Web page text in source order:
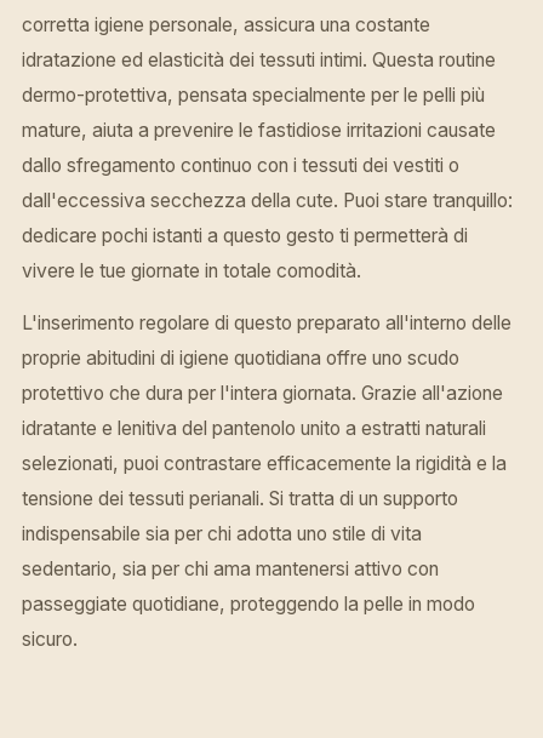
corretta igiene personale, assicura una costante
idratazione ed elasticità dei tessuti intimi. Questa routine
dermo-protettiva, pensata specialmente per le pelli più
mature, aiuta a prevenire le fastidiose irritazioni causate
dallo sfregamento continuo con i tessuti dei vestiti o
dall'eccessiva secchezza della cute. Puoi stare tranquillo:
dedicare pochi istanti a questo gesto ti permetterà di
vivere le tue giornate in totale comodità.
L'inserimento regolare di questo preparato all'interno delle
proprie abitudini di igiene quotidiana offre uno scudo
protettivo che dura per l'intera giornata. Grazie all'azione
idratante e lenitiva del pantenolo unito a estratti naturali
selezionati, puoi contrastare efficacemente la rigidità e la
tensione dei tessuti perianali. Si tratta di un supporto
indispensabile sia per chi adotta uno stile di vita
sedentario, sia per chi ama mantenersi attivo con
passeggiate quotidiane, proteggendo la pelle in modo
sicuro.